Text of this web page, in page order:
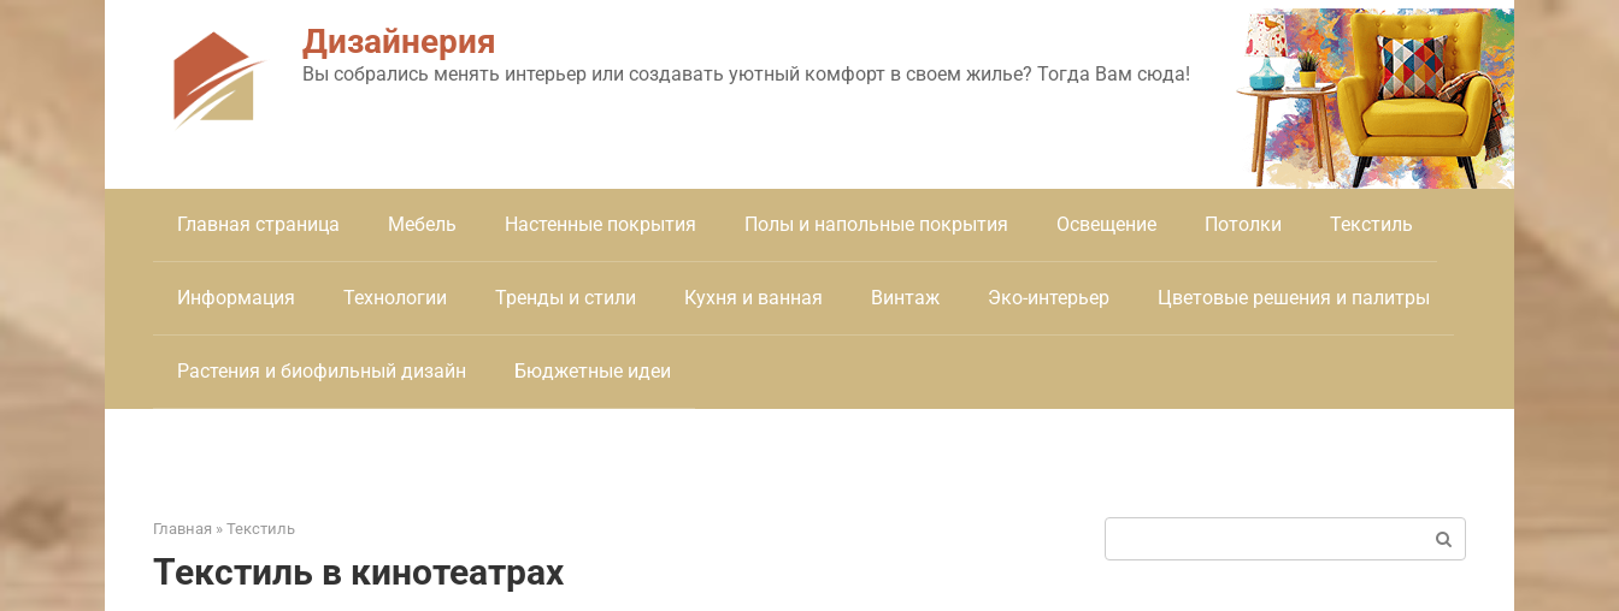
Дизайнерия
Вы собрались менять интерьер или создавать уютный комфорт в своем жилье? Тогда Вам сюда!
Главная страница Мебель Настенные покрытия Полы и напольные покрытия Освещение Потолки Текстиль
Информация Технологии Тренды и стили Кухня и ванная Винтаж Эко-интерьер Цветовые решения и палитры
Растения и биофильный дизайн Бюджетные идеи
Главная » Текстиль
Текстиль в кинотеатрах